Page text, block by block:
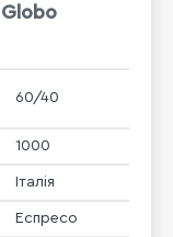
60/40
1000
Італія
Еспресо